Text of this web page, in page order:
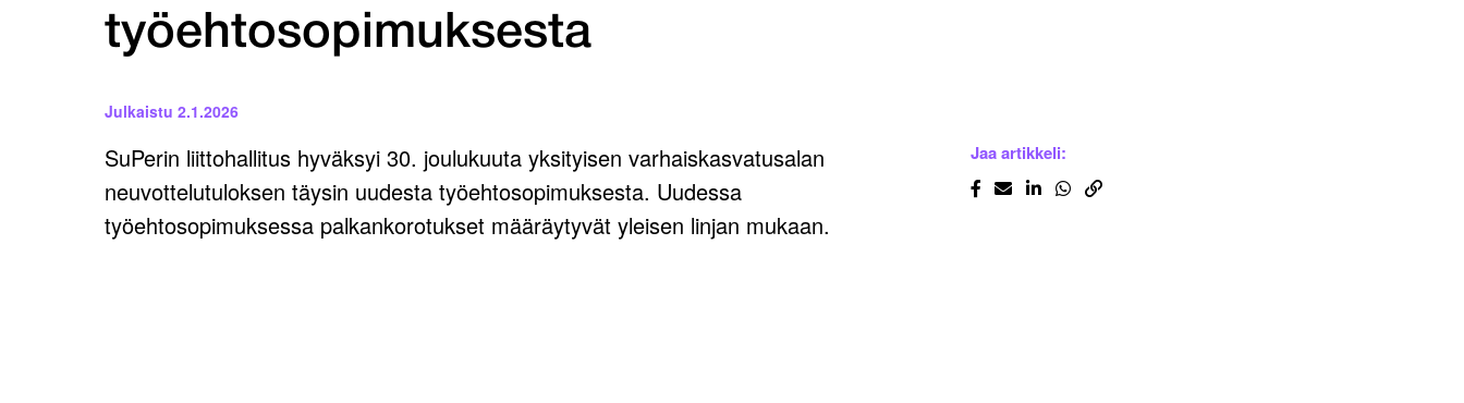
työehtosopimuksesta
Julkaistu 2.1.2026
SuPerin liittohallitus hyväksyi 30. joulukuuta yksityisen varhaiskasvatusalan
neuvottelutuloksen täysin uudesta työehtosopimuksesta. Uudessa
työehtosopimuksessa palkankorotukset määräytyvät yleisen linjan mukaan.
Jaa artikkeli: